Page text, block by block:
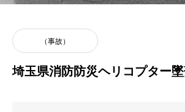
（事故）
埼玉県消防防災ヘリコプター